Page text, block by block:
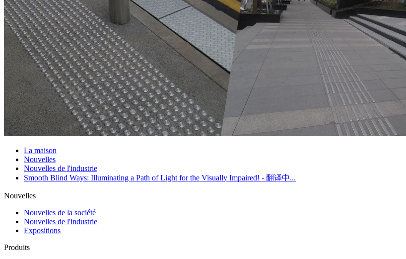
La maison
Nouvelles
Nouvelles de l'industrie
Smooth Blind Ways: Illuminating a Path of Light for the Visually Impaired! - 翻译中...
Nouvelles
Nouvelles de la société
Nouvelles de l'industrie
Expositions
Produits